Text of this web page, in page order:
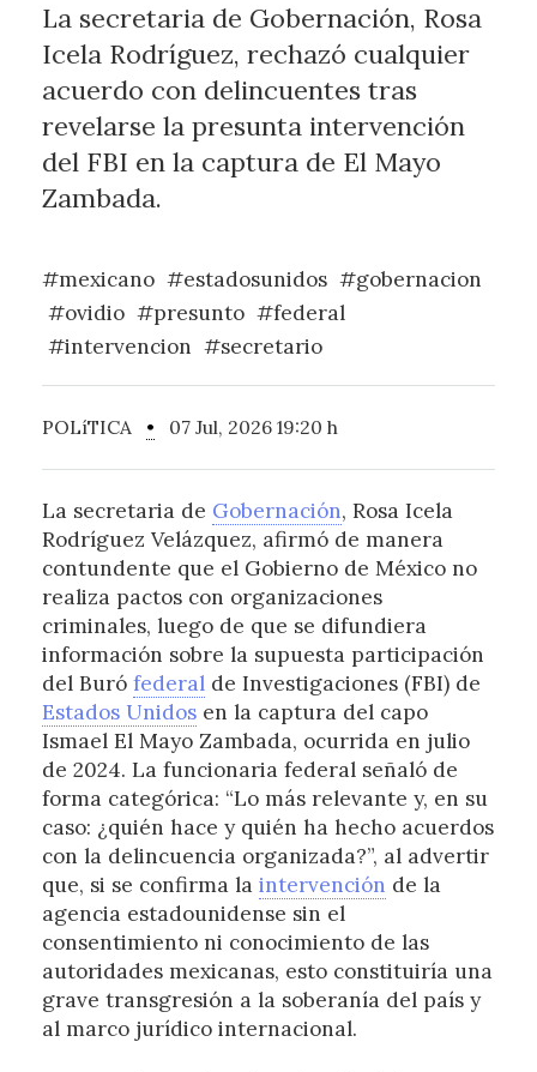
La secretaria de Gobernación, Rosa
Icela Rodríguez, rechazó cualquier
acuerdo con delincuentes tras
revelarse la presunta intervención
del FBI en la captura de El Mayo
Zambada.
#mexicano #estadosunidos #gobernacion
#ovidio #presunto #federal
#intervencion #secretario
POLíTICA • 07 Jul, 2026 19:20 h
La secretaria de Gobernación, Rosa Icela
Rodríguez Velázquez, afirmó de manera
contundente que el Gobierno de México no
realiza pactos con organizaciones
criminales, luego de que se difundiera
información sobre la supuesta participación
del Buró federalde Investigaciones (FBI) de
Estados Unidosen la captura del capo
Ismael El Mayo Zambada, ocurrida en julio
de 2024. La funcionaria federal señaló de
forma categórica: “Lo más relevante y, en su
caso: ¿quién hace y quién ha hecho acuerdos
con la delincuencia organizada?”, al advertir
que, si se confirma la intervención de la
agencia estadounidense sin el
consentimiento ni conocimiento de las
autoridades mexicanas, esto constituiría una
grave transgresión a la soberanía del país y
al marco jurídico internacional.